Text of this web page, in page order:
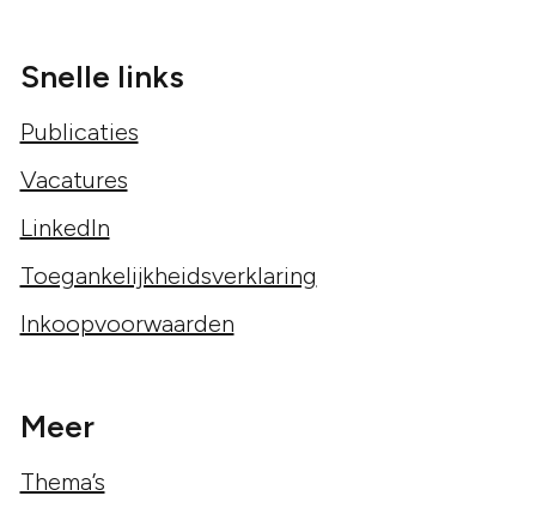
Snelle links
Publicaties
Vacatures
LinkedIn
Toegankelijkheidsverklaring
Inkoopvoorwaarden
Meer
Thema’s